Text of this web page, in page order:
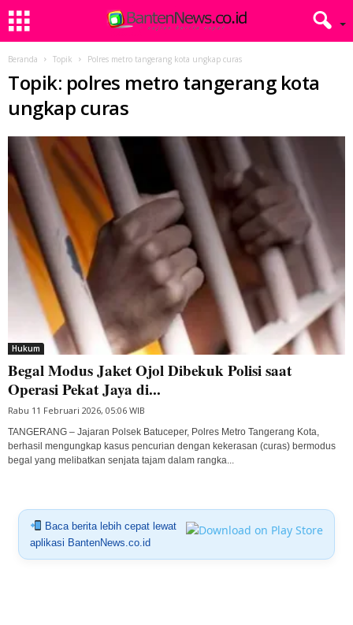
Beranda Topik Polres metro tangerang kota ungkap curas
Topik: polres metro tangerang kota
ungkap curas
Hukum
Begal Modus Jaket Ojol Dibekuk Polisi saat
Operasi Pekat Jaya di...
Rabu 11 Februari 2026, 05:06 WIB
TANGERANG – Jajaran Polsek Batuceper, Polres Metro Tangerang Kota,
berhasil mengungkap kasus pencurian dengan kekerasan (curas) bermodus
begal yang melibatkan senjata tajam dalam rangka...
Baca berita lebih cepat lewat
aplikasi BantenNews.co.id